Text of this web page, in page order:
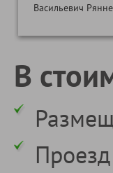
Васильевич
В